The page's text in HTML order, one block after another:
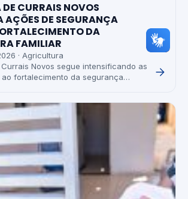
DE CURRAIS NOVOS
AÇÕES DE SEGURANÇA
DA
FAMILIAR
· Agricultura
Novos segue intensificando as
ao fortalecimento da segurança…